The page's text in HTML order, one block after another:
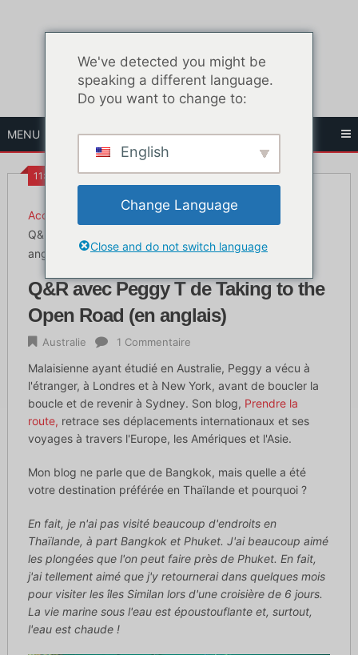
MENU
11:53 HEURES
Accueil
Q&R avec Peggy T de Taking to the Open Road (en
anglais)
Q&R avec Peggy T de Taking to the
Open Road (en anglais)
Australie 1 Commentaire
Malaisienne ayant étudié en Australie, Peggy a vécu à
l'étranger, à Londres et à New York, avant de boucler la
boucle et de revenir à Sydney. Son blog, Prendre la
route, retrace ses déplacements internationaux et ses
voyages à travers l'Europe, les Amériques et l'Asie.
Mon blog ne parle que de Bangkok, mais quelle a été
votre destination préférée en Thaïlande et pourquoi ?
En fait, je n'ai pas visité beaucoup d'endroits en
Thaïlande, à part Bangkok et Phuket. J'ai beaucoup aimé
les plongées que l'on peut faire près de Phuket. En fait,
j'ai tellement aimé que j'y retournerai dans quelques mois
pour visiter les îles Similan lors d'une croisière de 6 jours.
La vie marine sous l'eau est époustouflante et, surtout,
l'eau est chaude !
We've detected you might be
speaking a different language.
Do you want to change to:
English
Change Language
Close and do not switch language